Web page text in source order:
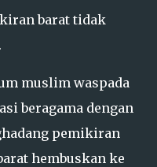
barat tidak
muslim waspada
beragama dengan
pemikiran
hembuskan ke